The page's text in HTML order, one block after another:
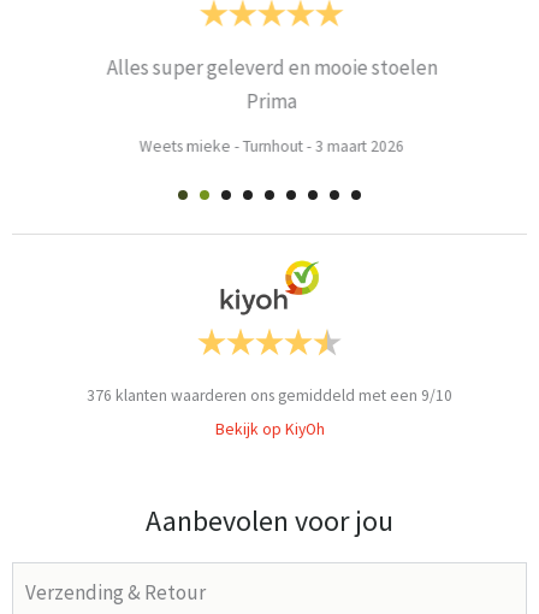
Alles super geleverd en mooie stoelen
Prima
Weets mieke - Turnhout- 3 maart 2026
376 klanten waarderen ons gemiddeld met een 9/10
Bekijk op KiyOh
Aanbevolen voor jou
Verzending & Retour